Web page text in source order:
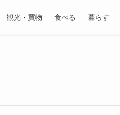
観光・買物 食べる 暮らす